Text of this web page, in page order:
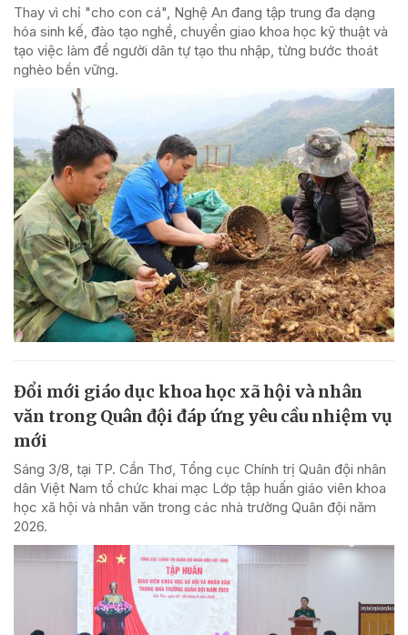
Thay vì chỉ "cho con cá", Nghệ An đang tập trung đa dạng
hóa sinh kế, đào tạo nghề, chuyển giao khoa học kỹ thuật và
tạo việc làm để người dân tự tạo thu nhập, từng bước thoát
nghèo bền vững.
Đổi mới giáo dục khoa học xã hội và nhân
văn trong Quân đội đáp ứng yêu cầu nhiệm vụ
mới
Sáng 3/8, tại TP. Cần Thơ, Tổng cục Chính trị Quân đội nhân
dân Việt Nam tổ chức khai mạc Lớp tập huấn giáo viên khoa
học xã hội và nhân văn trong các nhà trường Quân đội năm
2026.